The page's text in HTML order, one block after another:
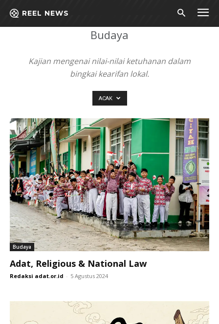
REEL NEWS
Beranda Budaya
Budaya
Kajian mengenai nilai-nilai ketuhanan dalam
bingkai kearifan lokal.
ACAK
Budaya
Adat, Religious & National Law
Redaksi adat.or.id - 5 Agustus 2024